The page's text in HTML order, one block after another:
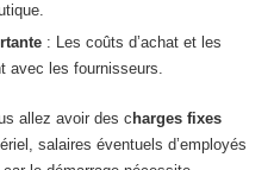
: Les coûts d’achat et les
avec les fournisseurs.
allez avoir des c harges fixes
salaires éventuels d’employés